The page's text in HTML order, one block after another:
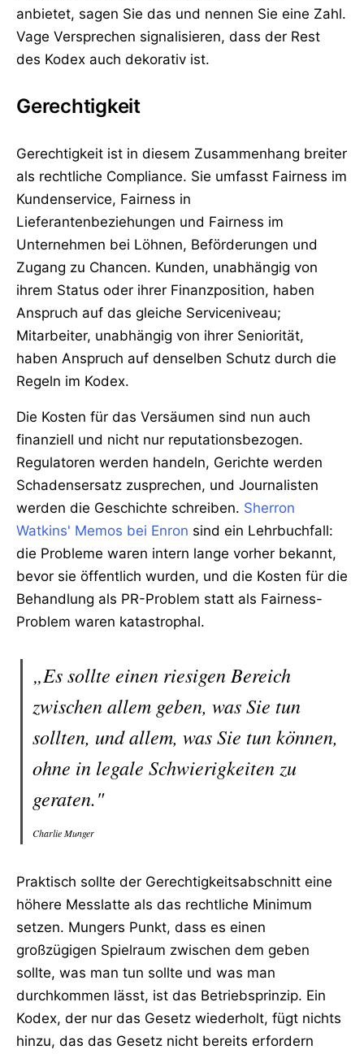
anbietet, sagen Sie das und nennen Sie eine Zahl.
Vage Versprechen signalisieren, dass der Rest
des Kodex auch dekorativ ist.
Gerechtigkeit
Gerechtigkeit ist in diesem Zusammenhang breiter
als rechtliche Compliance. Sie umfasst Fairness im
Kundenservice, Fairness in
Lieferantenbeziehungen und Fairness im
Unternehmen bei Löhnen, Beförderungen und
Zugang zu Chancen. Kunden, unabhängig von
ihrem Status oder ihrer Finanzposition, haben
Anspruch auf das gleiche Serviceniveau;
Mitarbeiter, unabhängig von ihrer Seniorität,
haben Anspruch auf denselben Schutz durch die
Regeln im Kodex.
Die Kosten für das Versäumen sind nun auch
finanziell und nicht nur reputationsbezogen.
Regulatoren werden handeln, Gerichte werden
Schadensersatz zusprechen, und Journalisten
werden die Geschichte schreiben. Sherron
Watkins' Memos bei Enron sind ein Lehrbuchfall:
die Probleme waren intern lange vorher bekannt,
bevor sie öffentlich wurden, und die Kosten für die
Behandlung als PR-Problem statt als Fairness-
Problem waren katastrophal.
„Es sollte einen riesigen Bereich
zwischen allem geben, was Sie tun
sollten, und allem, was Sie tun können,
ohne in legale Schwierigkeiten zu
geraten."
Charlie Munger
Praktisch sollte der Gerechtigkeitsabschnitt eine
höhere Messlatte als das rechtliche Minimum
setzen. Mungers Punkt, dass es einen
großzügigen Spielraum zwischen dem geben
sollte, was man tun sollte und was man
durchkommen lässt, ist das Betriebsprinzip. Ein
Kodex, der nur das Gesetz wiederholt, fügt nichts
hinzu, das das Gesetz nicht bereits erfordern